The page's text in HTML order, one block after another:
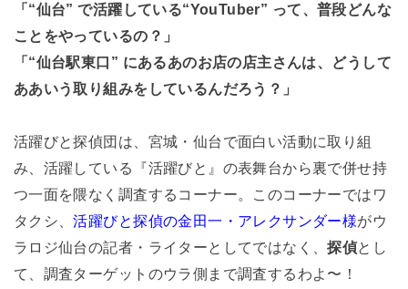
「“仙台” で活躍している“YouTuber” って、普段どんな
ことをやっているの？」
「“仙台駅東口” にあるあのお店の店主さんは、どうして
ああいう取り組みをしているんだろう？」
活躍びと探偵団は、宮城・仙台で面白い活動に取り組
み、活躍している『活躍びと』の表舞台から裏で併せ持
つ一面を隈なく調査するコーナー。このコーナーではワ
タクシ、活躍びと探偵の金田一・アレクサンダー様がウ
ラロジ仙台の記者・ライターとしてではなく、探偵とし
て、調査ターゲットのウラ側まで調査するわよ〜！